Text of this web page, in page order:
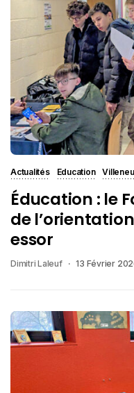
Actualités Education
Éducation : le
de
essor
Dimitri Laleuf 13 Février